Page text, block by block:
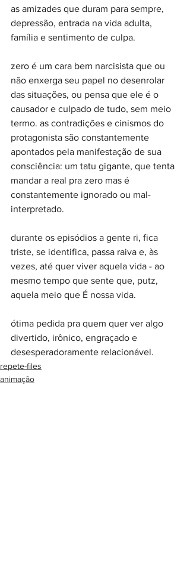
as amizades que duram para sempre,
depressão, entrada na vida adulta,
família e sentimento de culpa.⠀
zero é um cara bem narcisista que ou
não enxerga seu papel no desenrolar
das situações, ou pensa que ele é o
causador e culpado de tudo, sem meio
termo. as contradições e cinismos do
protagonista são constantemente
apontados pela manifestação de sua
consciência: um tatu gigante, que tenta
mandar a real pra zero mas é
constantemente ignorado ou mal-
interpretado.⠀
durante os episódios a gente ri, fica
triste, se identifica, passa raiva e, às
vezes, até quer viver aquela vida - ao
mesmo tempo que sente que, putz,
aquela meio que É nossa vida.⠀
ótima pedida pra quem quer ver algo
divertido, irônico, engraçado e
desesperadoramente relacionável.⠀
repete-files
animação